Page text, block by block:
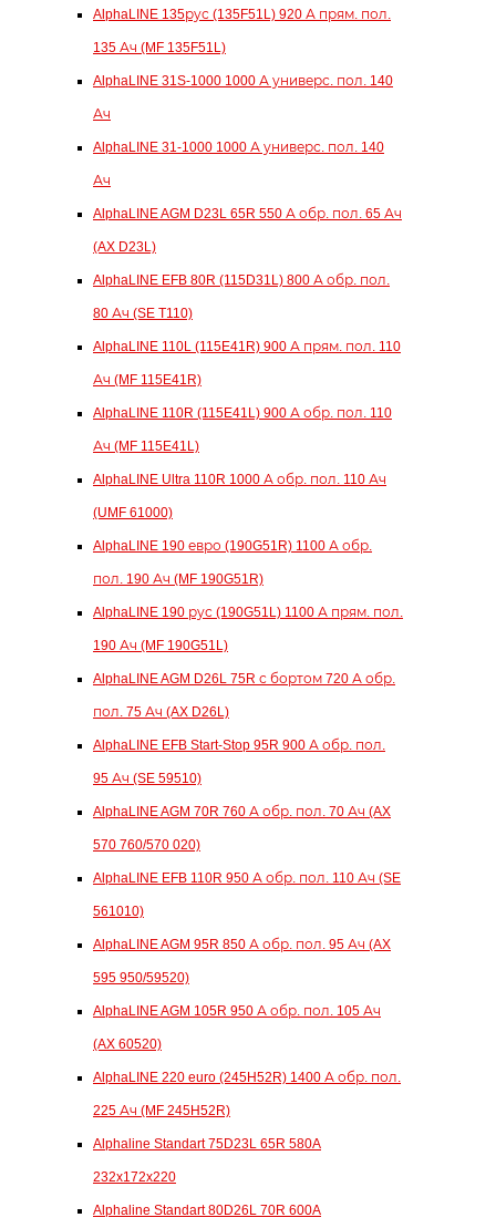
AlphaLINE 135рус (135F51L) 920 А прям. пол.
135 Ач (MF 135F51L)
AlphaLINE 31S-1000 1000 А универс. пол. 140
Ач
AlphaLINE 31-1000 1000 А универс. пол. 140
Ач
AlphaLINE AGM D23L 65R 550 А обр. пол. 65 Ач
(AX D23L)
AlphaLINE EFB 80R (115D31L) 800 А обр. пол.
80 Ач (SE T110)
AlphaLINE 110L (115E41R) 900 А прям. пол. 110
Ач (MF 115E41R)
AlphaLINE 110R (115E41L) 900 А обр. пол. 110
Ач (MF 115E41L)
AlphaLINE Ultra 110R 1000 А обр. пол. 110 Ач
(UMF 61000)
AlphaLINE 190 евро (190G51R) 1100 А обр.
пол. 190 Ач (MF 190G51R)
AlphaLINE 190 рус (190G51L) 1100 А прям. пол.
190 Ач (MF 190G51L)
AlphaLINE AGM D26L 75R с бортом 720 А обр.
пол. 75 Ач (AX D26L)
AlphaLINE EFB Start-Stop 95R 900 А обр. пол.
95 Ач (SE 59510)
AlphaLINE AGM 70R 760 А обр. пол. 70 Ач (AX
570 760/570 020)
AlphaLINE EFB 110R 950 А обр. пол. 110 Ач (SE
561010)
AlphaLINE AGM 95R 850 А обр. пол. 95 Ач (AX
595 950/59520)
AlphaLINE AGM 105R 950 А обр. пол. 105 Ач
(AX 60520)
AlphaLINE 220 euro (245H52R) 1400 А обр. пол.
225 Ач (MF 245H52R)
Alphaline Standart 75D23L 65R 580A
232x172x220
Alphaline Standart 80D26L 70R 600A